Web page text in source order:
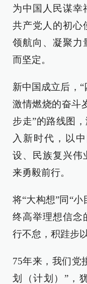
为中国人民谋幸
共产党人的初心
领航向、凝聚力
而坚定。
新中国成立后，
激情燃烧的奋斗
步走”的路线图
入新时代，以
设、民族复兴伟
来勇毅前行。
将“大构想”同“
终高举理想信念
行不怠，积跬步
75年来，我们党
划（计划）”，